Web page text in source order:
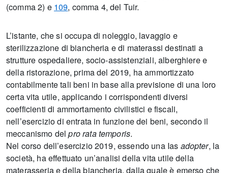
(comma 2) e 109, comma 4, del Tuir.
L’istante, che si occupa di noleggio, lavaggio e
sterilizzazione di biancheria e di materassi destinati a
strutture ospedaliere, socio-assistenziali, alberghiere e
della ristorazione, prima del 2019, ha ammortizzato
contabilmente tali beni in base alla previsione di una loro
certa vita utile, applicando i corrispondenti diversi
coefficienti di ammortamento civilistici e fiscali,
nell’esercizio di entrata in funzione dei beni, secondo il
meccanismo delpro rata temporis.
Nel corso dell’esercizio 2019, essendo una Ias adopter, la
società, ha effettuato un’analisi della vita utile della
materasseria e della biancheria, dalla quale è emerso che